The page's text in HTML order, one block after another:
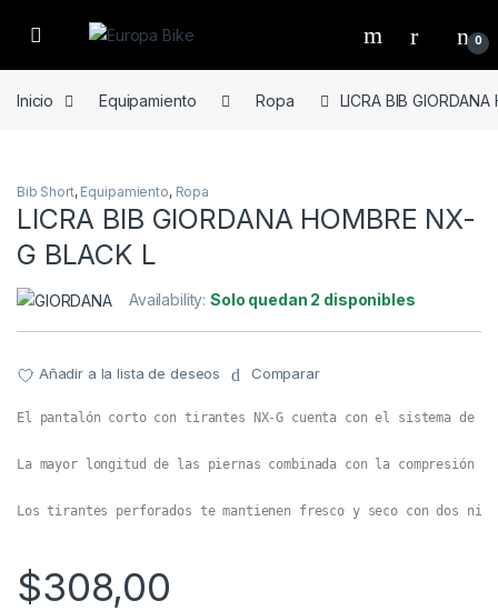
Open 0
Inicio Equipamiento Ropa LICRA BIB
Bib Short, Equipamiento, Ropa
LICRA BIB GIORDANA HOMBRE NX-
G BLACK L
Availability:Solo quedan 2 disponibles
Añadir a la lista de deseos Comparar
El pantalón corto con tirantes NX-G cuenta con el sistema de
La mayor longitud de las piernas combinada con la
Los tirantes perforados te mantienen fresco y seco con dos
$308,00